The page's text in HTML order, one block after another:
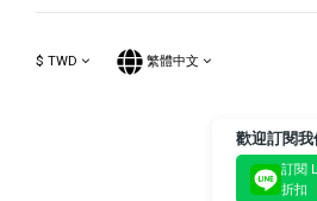
$ TWD 繁體中文
Powered by
訂閱
折扣